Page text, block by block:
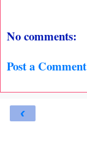
No comments:
Post a Comment
‹